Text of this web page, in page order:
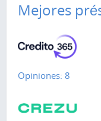
Mejores
Opiniones: 8